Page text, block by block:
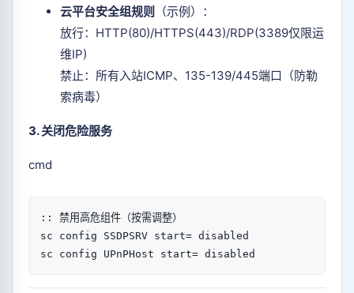
云平台安全组规则
（示例）：
放行：HTTP(80)/HTTPS(443)/RDP(3389仅限运
维IP)
禁止：所有入站ICMP、135-139/445端口（防勒
索病毒）
3. 关闭危险服务
cmd
:: 禁用高危组件（按需调整）
sc config SSDPSRV start= disabled
sc config UPnPHost start= disabled